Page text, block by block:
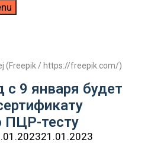
(Freepik / https://freepik.com/)
с 9 января будет
ПЦР-тесту
21.01.2023